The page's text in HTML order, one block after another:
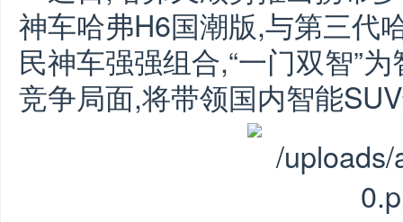
神车哈弗H6国潮版,与第三代
民神车强强组合,“一门双智”
竞争局面,将带领国内智能